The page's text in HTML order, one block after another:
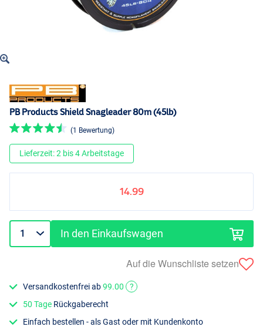
PB Products Shield Snagleader 80m (45lb)
(1 Bewertung)
Lieferzeit: 2 bis 4 Arbeitstage
14.99
In den Einkaufswagen
Auf die Wunschliste setzen
Versandkostenfrei ab99.00
?
50 Tage Rückgaberecht
Einfach bestellen - als Gast oder mit Kundenkonto